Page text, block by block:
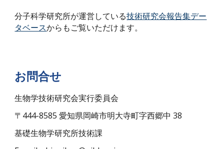
分子科学研究所が運営している技術研究会報告集デー
タベースからもご覧いただけます。
お問合せ
生物学技術研究会実行委員会
〒444-8585 愛知県岡崎市明大寺町字西郷中 38
基礎生物学研究所技術課